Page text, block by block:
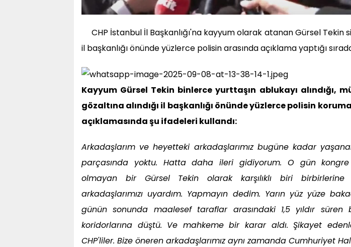
CHP İstanbul İl Başkanlığı'na kayyum olarak atanan Gürsel Tekin
il başkanlığı önünde yüzlerce polisin arasında açıklama yaptığı
Kayyum Gürsel Tekin binlerce yurttaşın ablukayı alındığı,
gözaltına alındığı il başkanlığı önünde yüzlerce polisin
açıklamasında şu ifadeleri kullandı:
Arkadaşlarım ve heyetteki arkadaşlarımız bugüne kadar
parçasında yoktu. Hatta daha ileri gidiyorum. O gün
olmayan bir Gürsel Tekin olarak karşılıklı biri birbirlerine
arkadaşlarımızı uyardım. Yapmayın dedim. Yarın yüz yüze
günün sonunda maalesef taraflar arasındaki 1,5 yıldır
koridorlarına düştü. Ve mahkeme bir karar aldı. Şikayet
CHP'liler. Bize öneren arkadaşlarımız aynı zamanda Cumhuriyet